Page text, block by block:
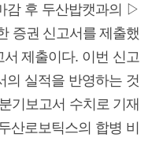
감 후 두산밥캣과의 ▷
증권 신고서를 제출했
제출이다. 이번 신고
의 실적을 반영하는 것
기보고서 수치로 기재
산로보틱스의 합병 비